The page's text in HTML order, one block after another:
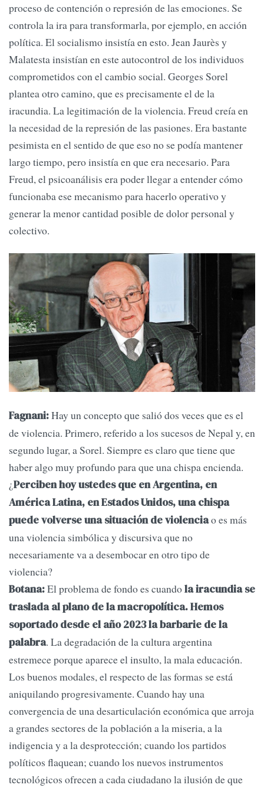
proceso de contención o represión de las emociones. Se
controla la ira para transformarla, por ejemplo, en acción
política. El socialismo insistía en esto. Jean Jaurès y
Malatesta insistían en este autocontrol de los individuos
comprometidos con el cambio social. Georges Sorel
plantea otro camino, que es precisamente el de la
iracundia. La legitimación de la violencia. Freud creía en
la necesidad de la represión de las pasiones. Era bastante
pesimista en el sentido de que eso no se podía mantener
largo tiempo, pero insistía en que era necesario. Para
Freud, el psicoanálisis era poder llegar a entender cómo
funcionaba ese mecanismo para hacerlo operativo y
generar la menor cantidad posible de dolor personal y
colectivo.
Fagnani:Hay un concepto que salió dos veces que es el
de violencia. Primero, referido a los sucesos de Nepal y, en
segundo lugar, a Sorel. Siempre es claro que tiene que
haber algo muy profundo para que una chispa encienda.
¿Perciben hoy ustedes que en Argentina, en
América Latina, en Estados Unidos, una chispa
puede volverse una situación de violenciao es más
una violencia simbólica y discursiva que no
necesariamente va a desembocar en otro tipo de
violencia?
Botana:El problema de fondo es cuandola iracundia se
traslada al plano de la macropolítica. Hemos
soportado desde el año 2023 la barbarie de la
palabra. La degradación de la cultura argentina
estremece porque aparece el insulto, la mala educación.
Los buenos modales, el respecto de las formas se está
aniquilando progresivamente. Cuando hay una
convergencia de una desarticulación económica que arroja
a grandes sectores de la población a la miseria, a la
indigencia y a la desprotección; cuando los partidos
políticos flaquean; cuando los nuevos instrumentos
tecnológicos ofrecen a cada ciudadano la ilusión de que